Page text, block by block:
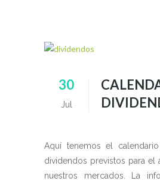
30
Jul
Aquí tenemos el
dividendos previstos para el
nuestros mercados. La